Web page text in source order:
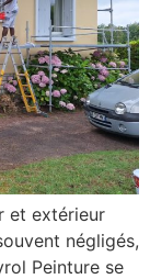
et extérieur
négligés,
Peinture se